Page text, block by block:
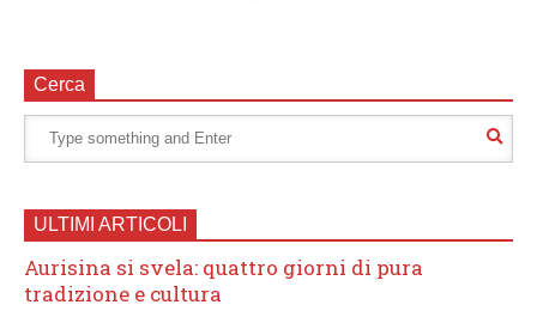
Cerca
ULTIMI ARTICOLI
Aurisina si svela: quattro giorni di pura
tradizione e cultura